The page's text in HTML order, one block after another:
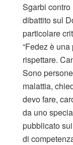
Sgarbi contro
dibattito sul
particolare
“Fedez è
rispettare.
Sono
malattia,
devo fare,
da uno
pubblicato
di